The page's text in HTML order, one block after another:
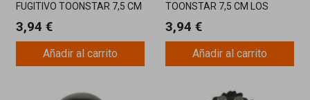
FUGITIVO TOONSTAR 7,5 CM
3,94 €
Añadir al carrito
TOONSTAR 7,5 CM LOS
3,94 €
Añadir al carrito